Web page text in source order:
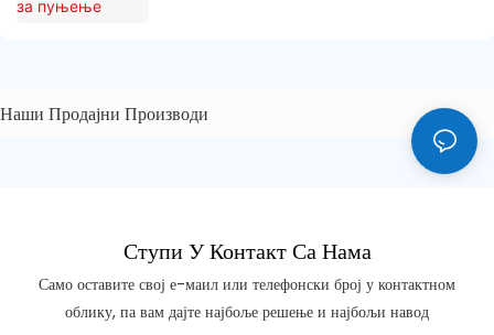
Наши Продајни Производи
Ступи У Контакт Са Нама
Само оставите свој е-маил или телефонски број у контактном
облику, па вам дајте најбоље решење и најбољи навод